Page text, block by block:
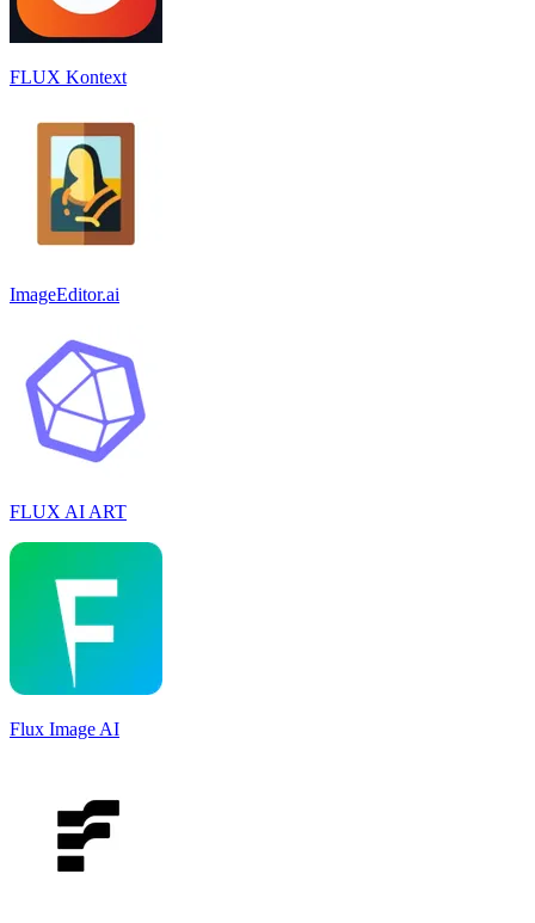
FLUX Kontext
ImageEditor.ai
FLUX AI ART
Flux Image AI